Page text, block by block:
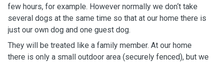
few hours, for example. However normally we don‘t take
several dogs at the same time so that at our home there is
just our own dog and one guest dog.
They will be treated like a family member. At our home
there is only a small outdoor area (securely fenced), but we